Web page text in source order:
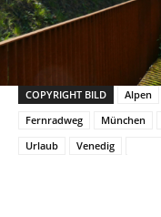
COPYRIGHT BILD Alpen
Fernradweg
München
Urlaub
Venedig